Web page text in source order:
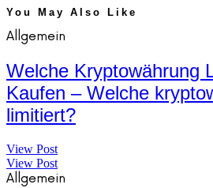
You May Also Like
Allgemein
Welche Kryptowährung
Kaufen – Welche
limitiert?
View Post
View Post
Allgemein